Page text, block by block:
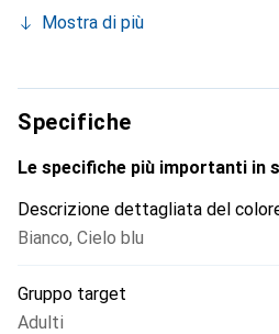
interdentali in profondità. Gli
Mostra di più
Specifiche
Le specifiche più importanti in
Descrizione dettagliata del
Bianco, Cielo blu
Gruppo target
Adulti